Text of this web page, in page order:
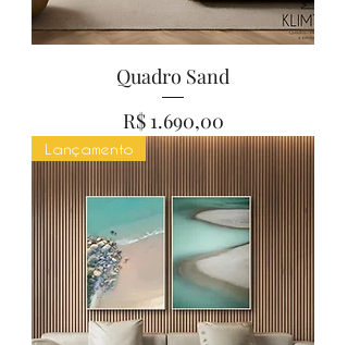
Quadro Sand
Preço
R$ 1.690,00
Lançamento